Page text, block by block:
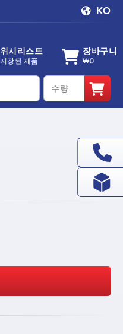
KO
위시리스트
저장된 제품
장바구니
₩0
qty